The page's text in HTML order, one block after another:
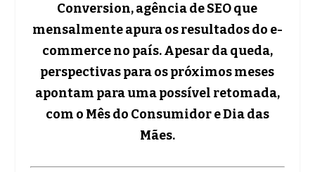
Conversion, agência de SEO que
mensalmente apura os resultados do e-
commerce no país. Apesar da queda,
perspectivas para os próximos meses
apontam para uma possível retomada,
com o Mês do Consumidor e Dia das
Mães.